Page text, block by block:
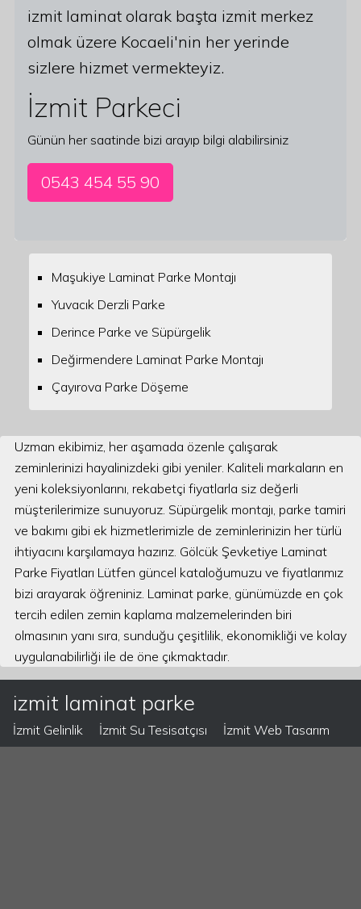
izmit laminat olarak başta izmit merkez
olmak üzere Kocaeli'nin her yerinde
sizlere hizmet vermekteyiz.
İzmit Parkeci
Günün her saatinde bizi arayıp bilgi alabilirsiniz
0543 454 55 90
Maşukiye Laminat Parke Montajı
Yuvacık Derzli Parke
Derince Parke ve Süpürgelik
Değirmendere Laminat Parke Montajı
Çayırova Parke Döşeme
Uzman ekibimiz, her aşamada özenle çalışarak
zeminlerinizi hayalinizdeki gibi yeniler. Kaliteli markaların en
yeni koleksiyonlarını, rekabetçi fiyatlarla siz değerli
müşterilerimize sunuyoruz. Süpürgelik montajı, parke tamiri
ve bakımı gibi ek hizmetlerimizle de zeminlerinizin her türlü
ihtiyacını karşılamaya hazırız. Gölcük Şevketiye Laminat
Parke Fiyatları Lütfen güncel kataloğumuzu ve fiyatlarımız
bizi arayarak öğreniniz. Laminat parke, günümüzde en çok
tercih edilen zemin kaplama malzemelerinden biri
olmasının yanı sıra, sunduğu çeşitlilik, ekonomikliği ve kolay
uygulanabilirliği ile de öne çıkmaktadır.
izmit laminat parke
İzmit Gelinlik İzmit Su Tesisatçısı İzmit Web Tasarım